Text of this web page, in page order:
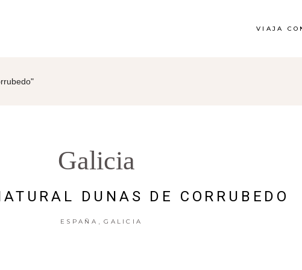
VIAJA
Galicia
DUNAS DE CORRUBEDO
ESPAÑA GALICIA